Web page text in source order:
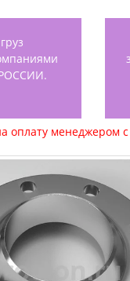
оплату